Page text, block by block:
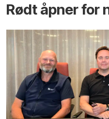
Rødt åpner for